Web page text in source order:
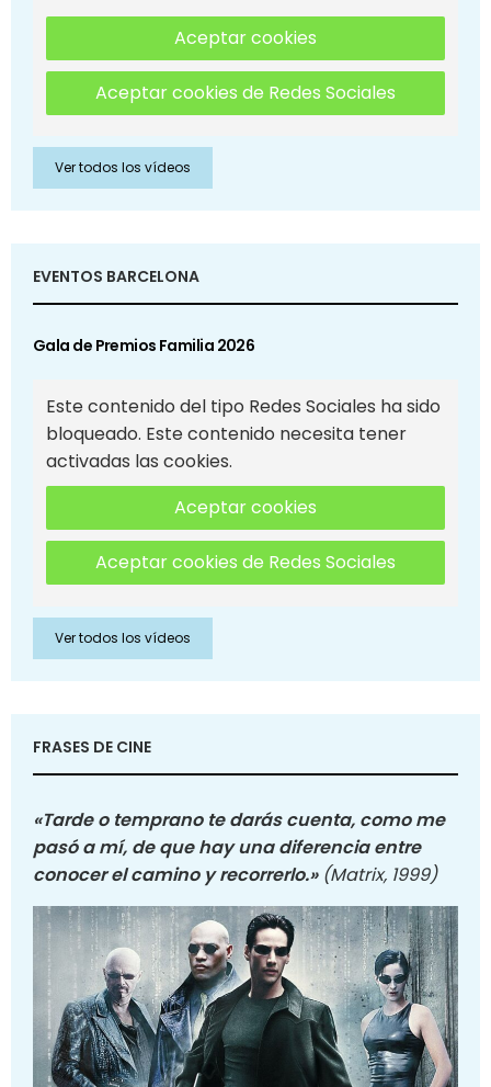
Aceptar cookies
Aceptar cookies de Redes Sociales
Ver todos los vídeos
EVENTOS BARCELONA
Gala de Premios Familia 2026
Este contenido del tipo Redes Sociales ha sido
bloqueado. Este contenido necesita tener
activadas las cookies.
Aceptar cookies
Aceptar cookies de Redes Sociales
Ver todos los vídeos
FRASES DE CINE
«Tarde o temprano te darás cuenta, como me
pasó a mí, de que hay una diferencia entre
conocer el camino y recorrerlo.» (Matrix, 1999)